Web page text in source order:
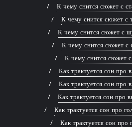
К чему снится сюжет с
К чему снится сюжет с
К чему снится сюжет с
К чему снится сюжет с
К чему снится сюжет с
Как трактуется сон про
Как трактуется сон про
Как трактуется сон про
Как трактуется сон про
Как трактуется сон про